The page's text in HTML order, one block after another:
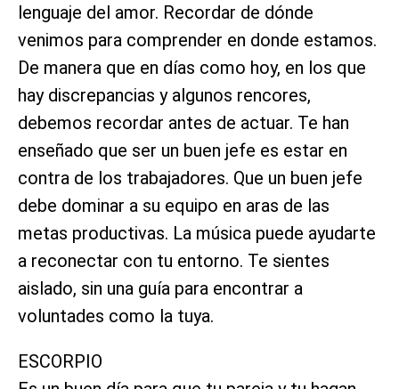
lenguaje del amor. Recordar de dónde
venimos para comprender en donde estamos.
De manera que en días como hoy, en los que
hay discrepancias y algunos rencores,
debemos recordar antes de actuar. Te han
enseñado que ser un buen jefe es estar en
contra de los trabajadores. Que un buen jefe
debe dominar a su equipo en aras de las
metas productivas. La música puede ayudarte
a reconectar con tu entorno. Te sientes
aislado, sin una guía para encontrar a
voluntades como la tuya.
ESCORPIO